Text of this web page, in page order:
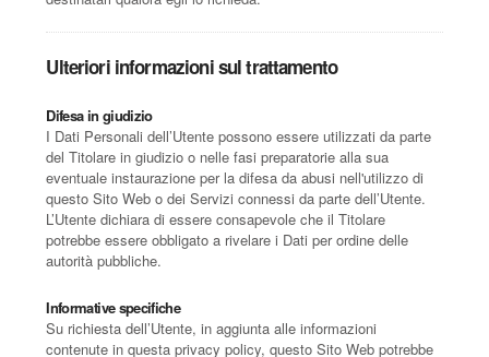
Ulteriori informazioni sul trattamento
Difesa in giudizio
I Dati Personali dell’Utente possono essere utilizzati da parte
del Titolare in giudizio o nelle fasi preparatorie alla sua
eventuale instaurazione per la difesa da abusi nell'utilizzo di
questo Sito Web o dei Servizi connessi da parte dell’Utente.
L’Utente dichiara di essere consapevole che il Titolare
potrebbe essere obbligato a rivelare i Dati per ordine delle
autorità pubbliche.
Informative specifiche
Su richiesta dell’Utente, in aggiunta alle informazioni
contenute in questa privacy policy, questo Sito Web potrebbe